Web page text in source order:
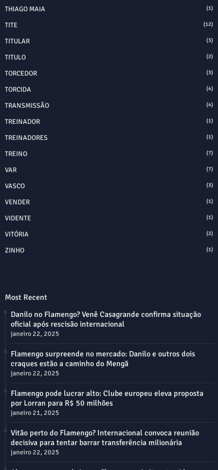
THIAGO MAIA (1)
TITE (12)
TITULAR (3)
TITULO (2)
TORCEDOR (3)
TORCIDA (4)
TRANSMISSÃO (4)
TREINADOR (1)
TREINADORES (1)
TREINO (7)
VAR (7)
VASCO (3)
VENDER (1)
VIDENTE (1)
VITÓRIA (2)
ZINHO (1)
Most Recent
Danilo no Flamengo? Venê Casagrande confirma situação
oficial após rescisão internacional
janeiro 22, 2025
Flamengo surpreende no mercado: Danilo e outros dois
craques estão a caminho do Mengã
janeiro 22, 2025
Flamengo pode lucrar alto: Clube europeu eleva proposta
por Lorran para R$ 50 milhões
janeiro 21, 2025
Vitão perto do Flamengo? Internacional convoca reunião
decisiva para tentar barrar transferência milionária
janeiro 22, 2025